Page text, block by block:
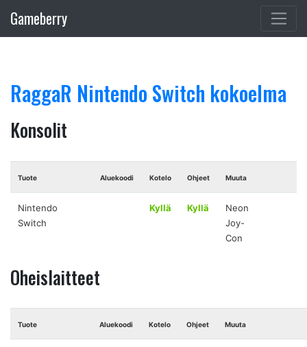
Gameberry
RaggaR Nintendo Switch kokoelma
Konsolit
Tuote Aluekoodi Kotelo Ohjeet Muuta
Nintendo
Switch
Kyllä Kyllä
Neon
Joy-
Con
Oheislaitteet
Tuote Aluekoodi Kotelo Ohjeet Muuta